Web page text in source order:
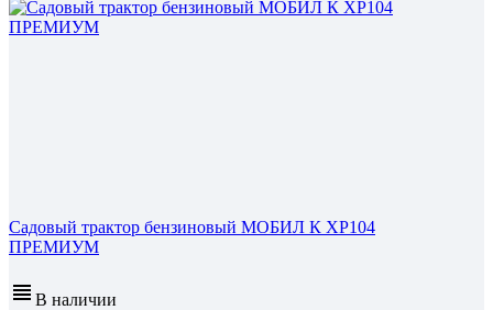
Садовый трактор бензиновый МОБИЛ К XP104
ПРЕМИУМ
В наличии